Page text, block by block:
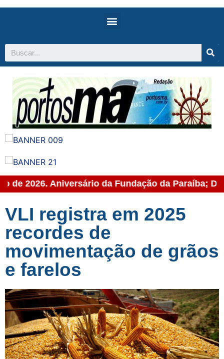
2026. Aniversário da Fundação da Paraíba;
VLI registra em 2025
recordes de
movimentação de grãos
e farelos